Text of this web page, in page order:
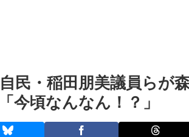
自民・稲田朋美議員らが
今頃なんなん！？」